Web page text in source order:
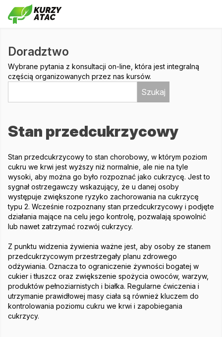
Doradztwo
Wybrane pytania z konsultacji on-line, która jest integralną
częścią organizowanych przez nas kursów.
Szukaj
Stan przedcukrzycowy
Stan przedcukrzycowy to stan chorobowy, w którym poziom
cukru we krwi jest wyższy niż normalnie, ale nie na tyle
wysoki, aby można go było rozpoznać jako cukrzycę. Jest to
sygnał ostrzegawczy wskazujący, że u danej osoby
występuje zwiększone ryzyko zachorowania na cukrzycę
typu 2. Wcześnie rozpoznany stan przedcukrzycowy i podjęte
działania mające na celu jego kontrolę, pozwalają spowolnić
lub nawet zatrzymać rozwój cukrzycy.
Z punktu widzenia żywienia ważne jest, aby osoby ze stanem
przedcukrzycowym przestrzegały planu zdrowego
odżywiania. Oznacza to ograniczenie żywności bogatej w
cukier i tłuszcz oraz zwiększenie spożycia owoców, warzyw,
produktów pełnoziarnistych i białka. Regularne ćwiczenia i
utrzymanie prawidłowej masy ciała są również kluczem do
kontrolowania poziomu cukru we krwi i zapobiegania
cukrzycy.